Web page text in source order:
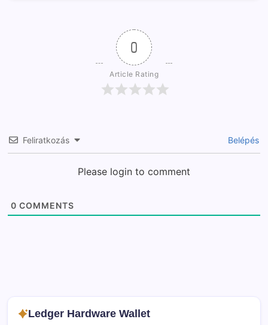
0
Article Rating
Feliratkozás Belépés
Please login to comment
0 COMMENTS
Ledger Hardware Wallet